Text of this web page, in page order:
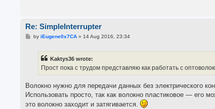
Re: SimpleInterrupter
Pby iEugene0x7CA» 14 Aug 2016, 23:34
Kaktys36 wrote:
Прост пока с трудом представляю как работать с
Волокно нужно для передачи данных без электрического
Использовать просто, так как волокно пластиковое — его
это волокно заходит и затягивается.